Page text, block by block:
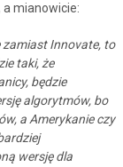
mianowicie:
zamiast Innovate, to
taki, że
będzie
algorytmów, bo
a Amerykanie czy
wersję dla